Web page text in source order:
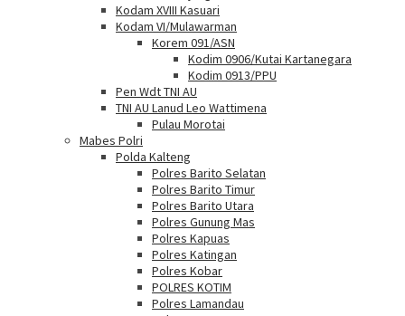
Kodam XVIII Kasuari
Kodam VI/Mulawarman
Korem 091/ASN
Kodim 0906/Kutai Kartanegara
Kodim 0913/PPU
Pen Wdt TNI AU
TNI AU Lanud Leo Wattimena
Pulau Morotai
Mabes Polri
Polda Kalteng
Polres Barito Selatan
Polres Barito Timur
Polres Barito Utara
Polres Gunung Mas
Polres Kapuas
Polres Katingan
Polres Kobar
POLRES KOTIM
Polres Lamandau